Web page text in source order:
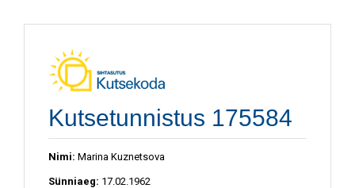
Kutsetunnistus 175584
Nimi: Marina Kuznetsova
Sünniaeg: 17.02.1962